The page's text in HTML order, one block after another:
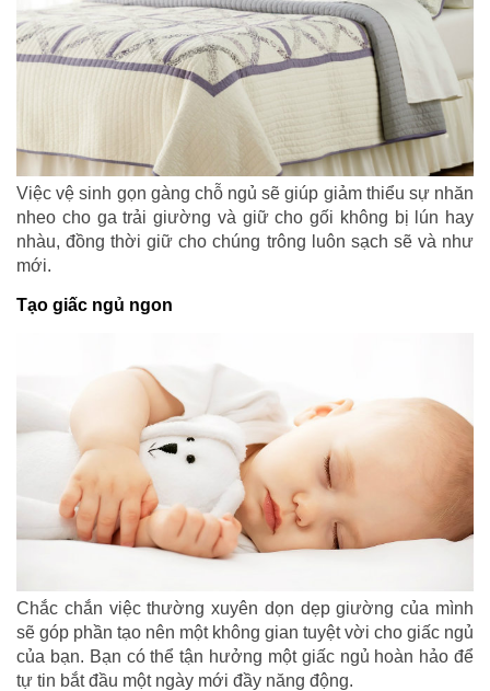
Việc vệ sinh gọn gàng chỗ ngủ sẽ giúp giảm thiểu sự nhăn
nheo cho ga trải giường và giữ cho gối không bị lún hay
nhàu, đồng thời giữ cho chúng trông luôn sạch sẽ và như
mới.
Tạo giấc ngủ ngon
Chắc chắn việc thường xuyên dọn dẹp giường của mình
sẽ góp phần tạo nên một không gian tuyệt vời cho giấc ngủ
của bạn. Bạn có thể tận hưởng một giấc ngủ hoàn hảo để
tự tin bắt đầu một ngày mới đầy năng động.